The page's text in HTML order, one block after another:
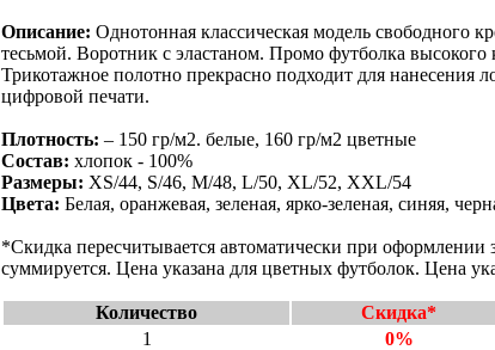
Описание: Однотонная классическая модель свободного
тесьмой. Воротник с эластаном. Промо футболка
Трикотажное полотно прекрасно подходит для нанесения
цифровой печати.
Плотность: – 150 гр/м2. белые, 160 гр/м2 цветные
Состав: хлопок - 100%
Размеры: XS/44, S/46, M/48, L/50, XL/52, XXL/54
Цвета: Белая, оранжевая, зеленая, ярко-зеленая, синяя,
*Скидка пересчитывается автоматически при оформлении
суммируется. Цена указана для цветных футболок. Цена
Количество Скидка*
1
0%